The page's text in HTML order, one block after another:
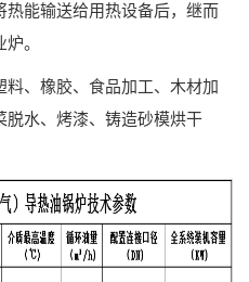
能输送给用热设备后，继而
。
、橡胶、食品加工、木材加
脱水、烤漆、铸造砂模烘干